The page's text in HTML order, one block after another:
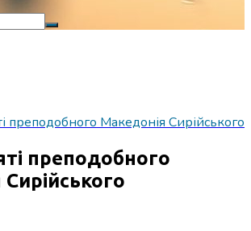
преподобного Македонія Сирійського
преподобного